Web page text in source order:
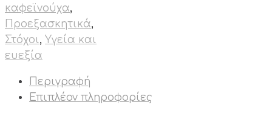
καφεϊνούχα,
Προεξασκητικά,
Στόχοι, Υγεία και
ευεξία
Περιγραφή
Επιπλέον πληροφορίες